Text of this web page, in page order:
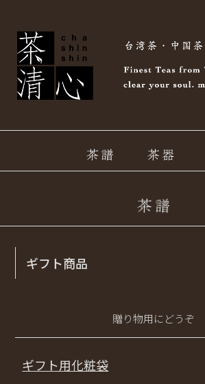
ギフト商品
贈り物用にどうぞ
ギフト用化粧袋